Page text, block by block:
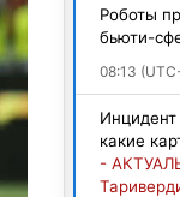
Роботы
бьюти-
08:13
какие
-